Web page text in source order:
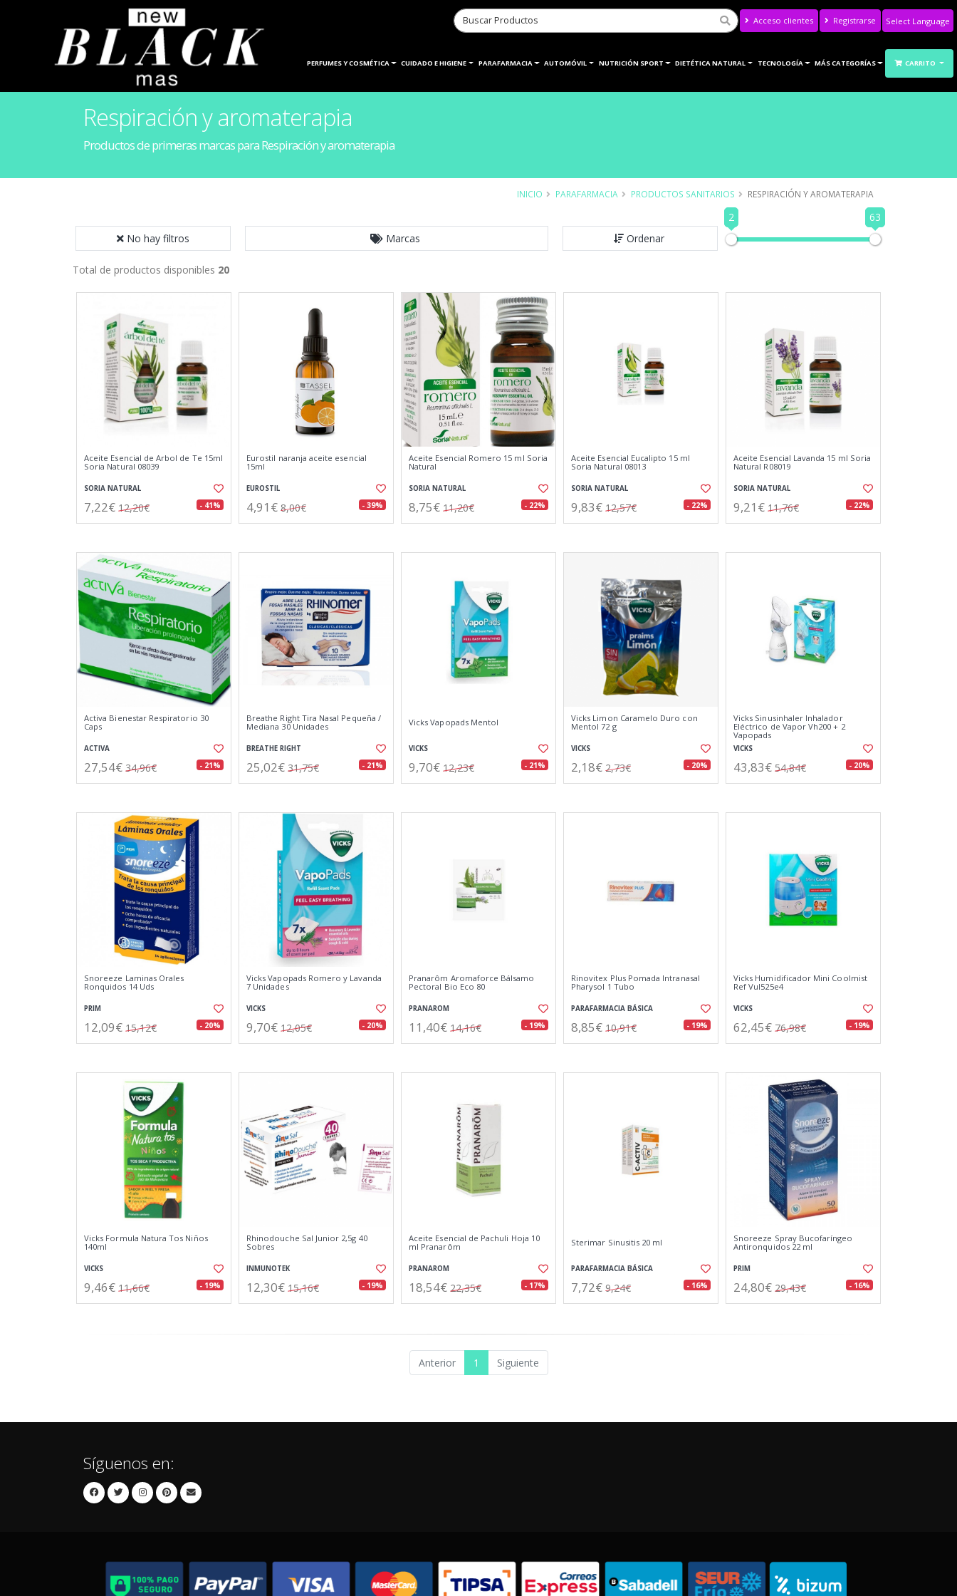
Acceso clientes Registrarse
Translate
PERFUMES Y COSMÉTICA CUIDADO E HIGIENE PARAFARMACIA AUTOMÓVIL NUTRICIÓN SPORT DIETÉTICA NATURAL TECNOLOGÍA MÁS CATEGORÍAS CARRITO
Respiración y aromaterapia
Productos de primeras marcas para Respiración y aromaterapia
INICIO PARAFARMACIA PRODUCTOS SANITARIOS RESPIRACIÓN Y AROMATERAPIA
No hay filtros Marcas Ordenar
2 63
Total de productos disponibles 20
Aceite Esencial de Arbol de Te 15ml
Soria Natural 08039
SORIA NATURAL
7,22€ 12,20€ - 41%
Eurostil naranja aceite esencial
15ml
EUROSTIL
4,91€ 8,00€ - 39%
Aceite Esencial Romero 15 ml Soria
Natural
SORIA NATURAL
8,75€ 11,20€ - 22%
Aceite Esencial Eucalipto 15 ml
Soria Natural 08013
SORIA NATURAL
9,83€ 12,57€ - 22%
Aceite Esencial Lavanda 15 ml Soria
Natural R08019
SORIA NATURAL
9,21€ 11,76€ - 22%
Activa Bienestar Respiratorio 30
Caps
ACTIVA
27,54€ 34,96€ - 21%
Breathe Right Tira Nasal Pequeña /
Mediana 30 Unidades
BREATHE RIGHT
25,02€ 31,75€ - 21%
Vicks Vapopads Mentol
VICKS
9,70€ 12,23€ - 21%
Vicks Limon Caramelo Duro con
Mentol 72 g
VICKS
2,18€ 2,73€ - 20%
Vicks Sinusinhaler Inhalador
Eléctrico de Vapor Vh200 + 2
Vapopads
VICKS
43,83€ 54,84€ - 20%
Snoreeze Laminas Orales
Ronquidos 14 Uds
PRIM
12,09€ 15,12€ - 20%
Vicks Vapopads Romero y Lavanda
7 Unidades
VICKS
9,70€ 12,05€ - 20%
Pranarôm Aromaforce Bálsamo
Pectoral Bio Eco 80
PRANAROM
11,40€ 14,16€ - 19%
Rinovitex Plus Pomada Intranasal
Pharysol 1 Tubo
PARAFARMACIA BÁSICA
8,85€ 10,91€ - 19%
Vicks Humidificador Mini Coolmist
Ref Vul525e4
VICKS
62,45€ 76,98€ - 19%
Vicks Formula Natura Tos Niños
140ml
VICKS
9,46€ 11,66€ - 19%
Rhinodouche Sal Junior 2,5g 40
Sobres
INMUNOTEK
12,30€ 15,16€ - 19%
Aceite Esencial de Pachuli Hoja 10
ml Pranarôm
PRANAROM
18,54€ 22,35€ - 17%
Sterimar Sinusitis 20 ml
PARAFARMACIA BÁSICA
7,72€ 9,24€ - 16%
Snoreeze Spray Bucofaríngeo
Antironquidos 22 ml
PRIM
24,80€ 29,43€ - 16%
Anterior 1 Siguiente
Síguenos en: